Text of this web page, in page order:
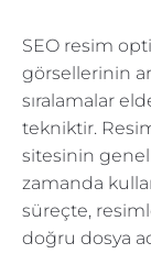
SEO resim
görsellerinin
sıralamalar
tekniktir.
sitesinin genel
zamanda
süreçte,
doğru dosya